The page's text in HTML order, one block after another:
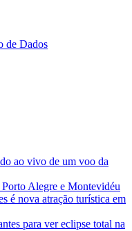
de Dados
ao vivo de um voo da
Alegre e Montevidéu
é nova atração turística em
para ver eclipse total na